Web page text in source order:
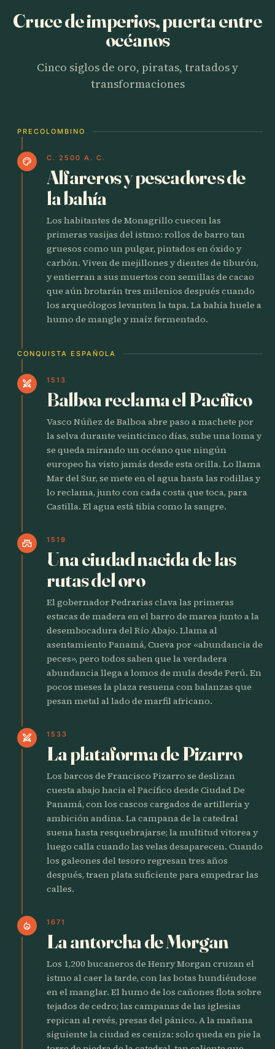
Cruce de imperios, puerta entre
océanos
Cinco siglos de oro, piratas, tratados y
transformaciones
PRECOLOMBINO
palette C. 2500 A. C.
Alfareros y pescadores de
la bahía
Los habitantes de Monagrillo cuecen las
primeras vasijas del istmo: rollos de barro tan
gruesos como un pulgar, pintados en óxido y
carbón. Viven de mejillones y dientes de tiburón,
y entierran a sus muertos con semillas de cacao
que aún brotarán tres milenios después cuando
los arqueólogos levanten la tapa. La bahía huele a
humo de mangle y maíz fermentado.
CONQUISTA ESPAÑOLA
swords 1513
Balboa reclama el Pacífico
Vasco Núñez de Balboa abre paso a machete por
la selva durante veinticinco días, sube una loma y
se queda mirando un océano que ningún
europeo ha visto jamás desde esta orilla. Lo llama
Mar del Sur, se mete en el agua hasta las rodillas y
lo reclama, junto con cada costa que toca, para
Castilla. El agua está tibia como la sangre.
castle 1519
Una ciudad nacida de las
rutas del oro
El gobernador Pedrarias clava las primeras
estacas de madera en el barro de marea junto a la
desembocadura del Río Abajo. Llama al
asentamiento Panamá, Cueva por «abundancia de
peces», pero todos saben que la verdadera
abundancia llega a lomos de mula desde Perú. En
pocos meses la plaza resuena con balanzas que
pesan metal al lado de marfil africano.
swords 1533
La plataforma de Pizarro
Los barcos de Francisco Pizarro se deslizan
cuesta abajo hacia el Pacífico desde Ciudad De
Panamá, con los cascos cargados de artillería y
ambición andina. La campana de la catedral
suena hasta resquebrajarse; la multitud vitorea y
luego calla cuando las velas desaparecen. Cuando
los galeones del tesoro regresan tres años
después, traen plata suficiente para empedrar las
calles.
local_fire_department 1671
La antorcha de Morgan
Los 1,200 bucaneros de Henry Morgan cruzan el
istmo al caer la tarde, con las botas hundiéndose
en el manglar. El humo de los cañones flota sobre
tejados de cedro; las campanas de las iglesias
repican al revés, presas del pánico. A la mañana
siguiente la ciudad es ceniza: solo queda en pie la